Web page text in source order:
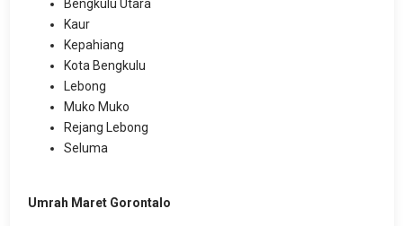
Bengkulu Utara
Kaur
Kepahiang
Kota Bengkulu
Lebong
Muko Muko
Rejang Lebong
Seluma
Umrah Maret Gorontalo